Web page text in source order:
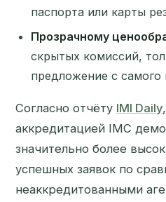
паспорта или карты
Прозрачному
скрытых комиссий,
предложение с самого
Согласно отчёту IMI Daily
аккредитацией IMC
значительно более
успешных заявок по
неаккредитованными